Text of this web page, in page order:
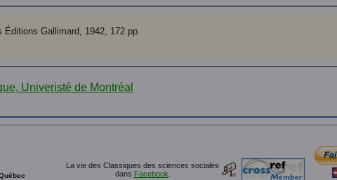
Éditions Gallimard, 1942, 172 pp.
La vie des Classiques des sciences sociales
dans Facebook